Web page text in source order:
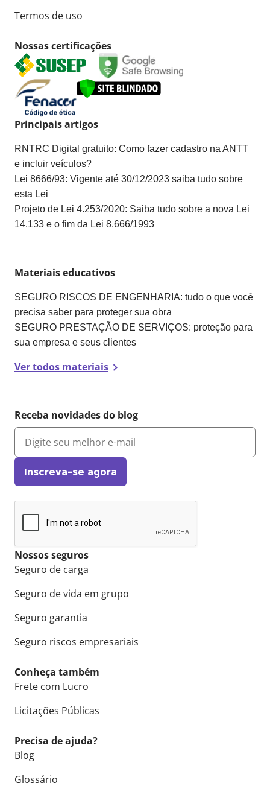
Termos de uso
Nossas certificações
Nossos seguros
Seguro de carga
Seguro de vida em grupo
Seguro garantia
Seguro riscos empresariais
Conheça também
Frete com Lucro
Licitações Públicas
Precisa de ajuda?
Blog
Glossário
Principais artigos
RNTRC Digital gratuito: Como fazer cadastro na ANTT
e incluir veículos?
Lei 8666/93: Vigente até 30/12/2023 saiba tudo sobre
esta Lei
Projeto de Lei 4.253/2020: Saiba tudo sobre a nova Lei
14.133 e o fim da Lei 8.666/1993
Materiais educativos
SEGURO RISCOS DE ENGENHARIA: tudo o que você
precisa saber para proteger sua obra
SEGURO PRESTAÇÃO DE SERVIÇOS: proteção para
sua empresa e seus clientes
Ver todos materiais
Receba novidades do blog
Inscreva-se agora